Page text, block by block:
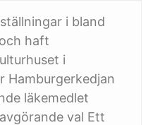
i bland
haft
i
Hamburgerkedjan
läkemedlet
val Ett